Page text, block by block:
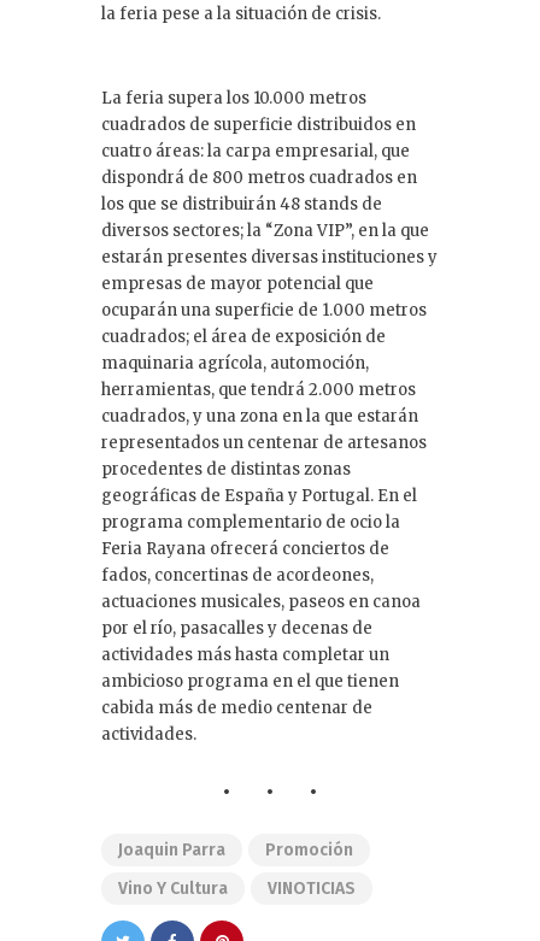
la feria pese a la situación de crisis.
La feria supera los 10.000 metros
cuadrados de superficie distribuidos en
cuatro áreas: la carpa empresarial, que
dispondrá de 800 metros cuadrados en
los que se distribuirán 48 stands de
diversos sectores; la “Zona VIP”, en la que
estarán presentes diversas instituciones y
empresas de mayor potencial que
ocuparán una superficie de 1.000 metros
cuadrados; el área de exposición de
maquinaria agrícola, automoción,
herramientas, que tendrá 2.000 metros
cuadrados, y una zona en la que estarán
representados un centenar de artesanos
procedentes de distintas zonas
geográficas de España y Portugal. En el
programa complementario de ocio la
Feria Rayana ofrecerá conciertos de
fados, concertinas de acordeones,
actuaciones musicales, paseos en canoa
por el río, pasacalles y decenas de
actividades más hasta completar un
ambicioso programa en el que tienen
cabida más de medio centenar de
actividades.
Joaquin Parra
Promoción
Vino Y Cultura
VINOTICIAS